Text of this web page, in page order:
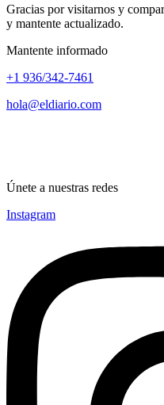
Gracias por visitarnos y
y mantente actualizado.
Mantente informado
+1 936/342-7461
hola@eldiario.com
Únete a nuestras redes
Instagram